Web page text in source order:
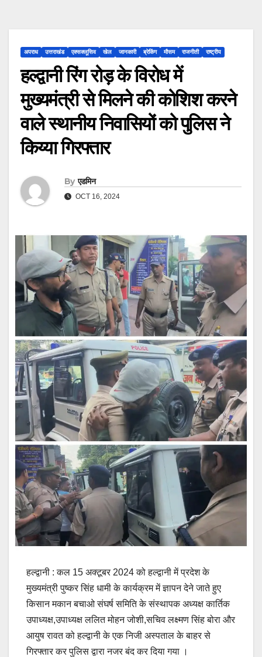
अपराध उत्तराखंड एक्सक्लूसिव खेल जानकारी ब्रेकिंग मौसम राजनीती राष्ट्रीय
हल्द्वानी रिंग रोड़ के विरोध में
मुख्यमंत्री से मिलने की कोशिश करने
वाले स्थानीय निवासियों को पुलिस ने
किय्या गिरफ्तार
By एडमिन
OCT 16, 2024
हल्द्वानी : कल 15 अक्टूबर 2024 को हल्द्वानी में प्रदेश के
मुख्यमंत्री पुष्कर सिंह धामी के कार्यक्रम में ज्ञापन देने जाते हुए
किसान मकान बचाओ संघर्ष समिति के संस्थापक अध्यक्ष कार्तिक
उपाध्यक्ष,उपाध्यक्ष ललित मोहन जोशी,सचिव लक्ष्मण सिंह बोरा और
आयुष रावत को हल्द्वानी के एक निजी अस्पताल के बाहर से
गिरफ्तार कर पुलिस द्वारा नजर बंद कर दिया गया ।